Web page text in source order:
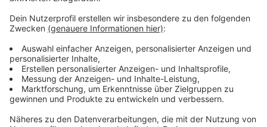
Egal ob Einzelperson oder Kindergartengruppe, jeder,
teilnehmen. Das geht ganz einfach online über die
Klimaschutzseite der Stadt Bad Honnef (die findet ihr
hier). Dort ist ein Formular hinterlegt, wo ihr eure Idee
kurz beschreiben und ein Foto dazu hochladen könnt.
Anzeige